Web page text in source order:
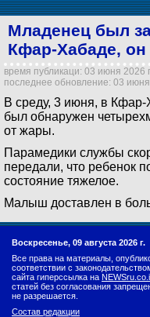
Младенец был
Кфар-Хабаде, он
время публикаци: 03 июня 2026
последнее обновление: 03 июня
В среду, 3 июня, в
был обнаружен
от жары.
Парамедики службы
передали, что ребенок
состояние тяжелое.
Малыш доставлен в
Воскресенье, 09 августа 2026 г.
Все права на материалы,
соответствии с
сайта гиперссылка на
статей без согласования
не разрешается.
Состав редакции